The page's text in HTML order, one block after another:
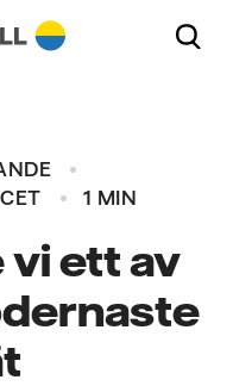
1 MIN
vi ett av